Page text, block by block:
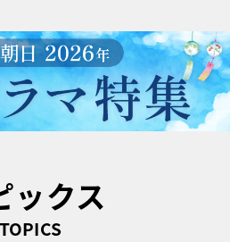
ックス
TOPICS